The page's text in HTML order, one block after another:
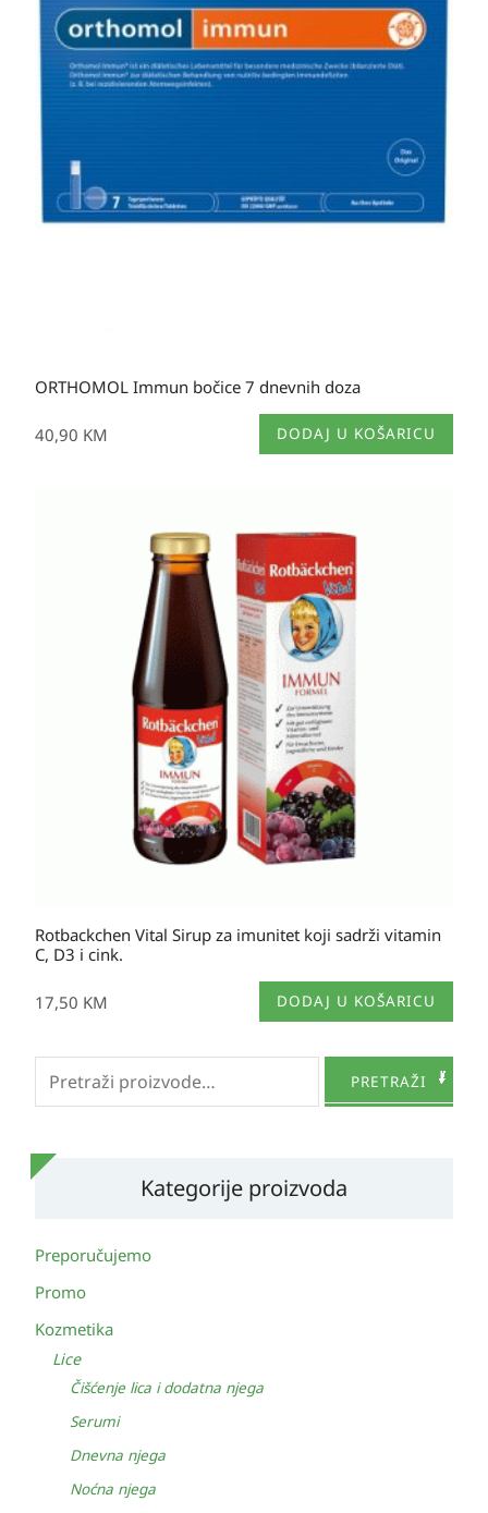
ORTHOMOL Immun bočice 7 dnevnih doza
40,90 KM DODAJ U KOŠARICU
Rotbackchen Vital Sirup za imunitet koji sadrži vitamin
C, D3 i cink.
17,50 KM DODAJ U KOŠARICU
Pretraži: PRETRAŽI
Kategorije proizvoda
Preporučujemo
Promo
Kozmetika
Lice
Čišćenje lica i dodatna njega
Serumi
Dnevna njega
Noćna njega